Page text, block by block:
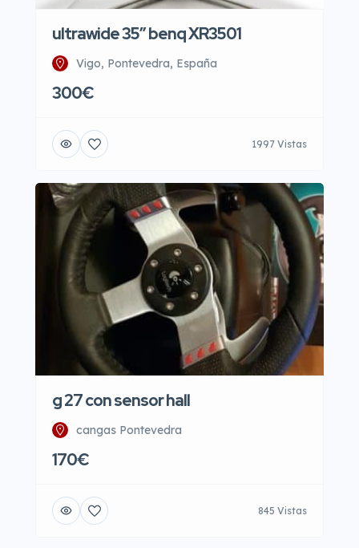
ultrawide 35″ benq XR3501
Vigo, Pontevedra, España
300€
1997 Vistas
g 27 con sensor hall
cangas Pontevedra
170€
845 Vistas